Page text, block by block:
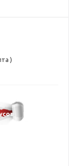
)